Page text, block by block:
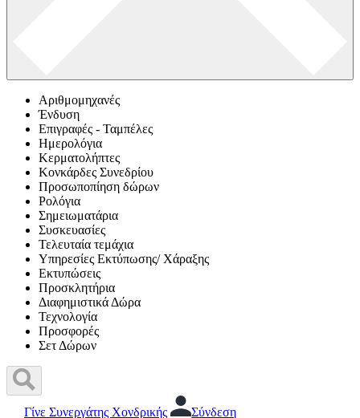
Αριθμομηχανές
Ένδυση
Επιγραφές - Ταμπέλες
Ημερολόγια
Κερματολήπτες
Κονκάρδες Συνεδρίου
Προσωποπίηση δώρων
Ρολόγια
Σημειωματάρια
Συσκευασίες
Τελευταία τεμάχια
Υπηρεσίες Εκτύπωσης/ Χάραξης
Εκτυπώσεις
Προσκλητήρια
Διαφημιστικά Δώρα
Τεχνολογία
Προσφορές
Σετ Δώρων
Γίνε Συνεργάτης Χονδρικής Σύνδεση